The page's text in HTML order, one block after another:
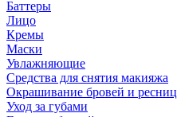
Баттеры
Лицо
Кремы
Маски
Увлажняющие
Средства для снятия макияжа
Окрашивание бровей и ресниц
Уход за губами